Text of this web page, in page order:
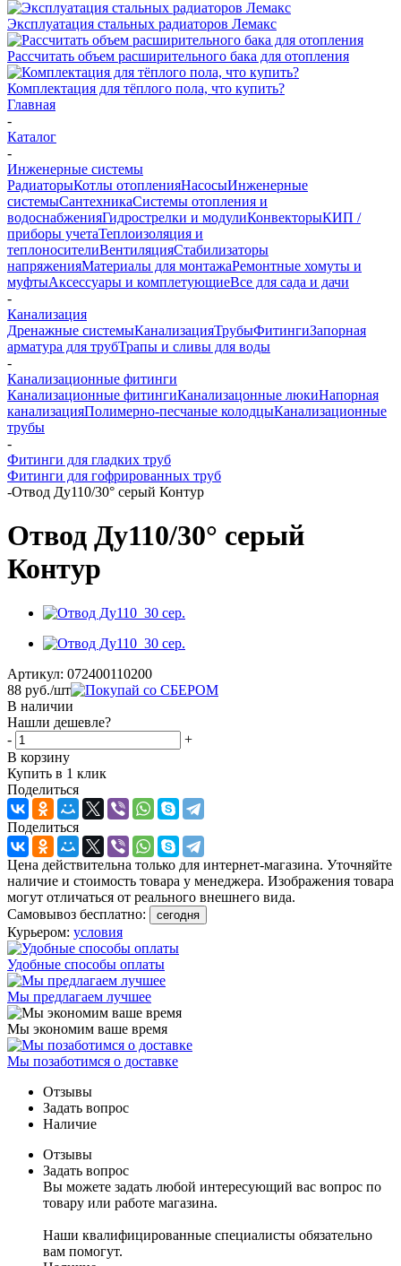
Эксплуатация стальных радиаторов Лемакс
Рассчитать объем расширительного бака для отопления
Комплектация для тёплого пола, что купить?
Главная
-
Каталог
-
Инженерные системы
РадиаторыКотлы отопленияНасосыИнженерные
системыСантехникаСистемы отопления и
водоснабженияГидрострелки и модулиКонвекторыКИП /
приборы учетаТеплоизоляция и
теплоносителиВентиляцияСтабилизаторы
напряженияМатериалы для монтажаРемонтные хомуты и
муфтыАксессуары и комплетующиеВсе для сада и дачи
-
Канализация
Дренажные системыКанализацияТрубыФитингиЗапорная
арматура для трубТрапы и сливы для воды
-
Канализационные фитинги
Канализационные фитингиКанализацонные люкиНапорная
канализацияПолимерно-песчаные колодцыКанализационные
трубы
-
Фитинги для гладких труб
Фитинги для гофрированных труб
-Отвод Ду110/30° серый Контур
Отвод Ду110/30° серый
Контур
Артикул: 072400110200
88 руб./шт
В наличии
Нашли дешевле?
-
+
В корзину
Купить в 1 клик
Поделиться
Поделиться
Цена действительна только для интернет-магазина. Уточняйте
наличие и стоимость товара у менеджера. Изображения товара
могут отличаться от реального внешнего вида.
Самовывоз бесплатно:
сегодня
Курьером: условия
Удобные способы оплаты
Мы предлагаем лучшее
Мы экономим ваше время
Мы позаботимся о доставке
Отзывы
Задать вопрос
Наличие
Отзывы
Задать вопрос
Вы можете задать любой интересующий вас вопрос по
товару или работе магазина.
Наши квалифицированные специалисты обязательно
вам помогут.